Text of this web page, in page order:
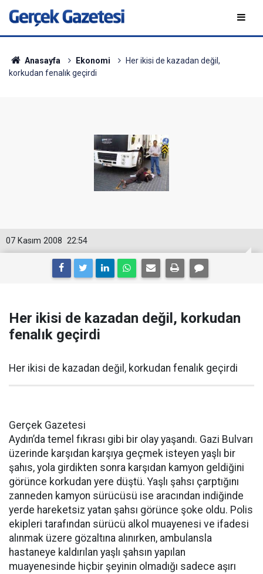
Anasayfa Ekonomi
Her ikisi de kazadan değil,
korkudan fenalık geçirdi
22:54
07 Kasım 2008
Her ikisi de kazadan değil, korkudan
fenalık geçirdi
Her ikisi de kazadan değil, korkudan fenalık geçirdi
Gerçek Gazetesi
Aydın’da temel fıkrası gibi bir olay yaşandı. Gazi Bulvarı
üzerinde karşıdan karşıya geçmek isteyen yaşlı bir
şahıs, yola girdikten sonra karşıdan kamyon geldiğini
görünce korkudan yere düştü. Yaşlı şahsı çarptığını
zanneden kamyon sürücüsü ise aracından indiğinde
yerde hareketsiz yatan şahsı görünce şoke oldu. Polis
ekipleri tarafından sürücü alkol muayenesi ve ifadesi
alınmak üzere gözaltına alınırken, ambulansla
hastaneye kaldırılan yaşlı şahsın yapılan
muayenesinde hiçbir şeyinin olmadığı sadece aşırı